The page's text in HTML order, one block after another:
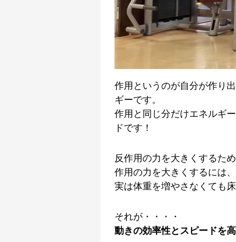
作用というのが自分が作り
ギーです。
作用と同じ分だけエネルギ
ドです！
反作用の力を大きくするた
作用の力を大きくするには
実は体重を増やさなくても
それが・・・・
動きの効率性とスピードを